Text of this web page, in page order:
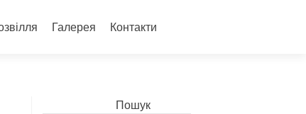
Галерея Контакти
Пошук